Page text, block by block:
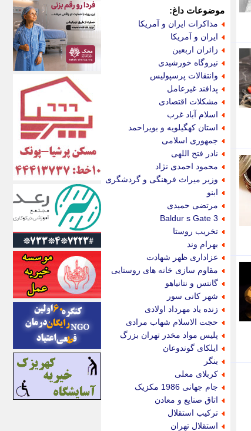
موضوعات داغ:
مذاکرات ایران و آمریکا
ایران و آمریکا
زائران اربعین
نیروگاه خورشیدی
وانتقالات پرسپولیس
پدافند غیرعامل
مشکلات اقتصادی
اسلام آباد غرب
استان کهگیلویه و بویراحمد
جمهوری اسلامی
نادر فتح اللهی
محمود احمدی نژاد
وزیر میراث فرهنگی و گردشگری
ابنو
مرتضی حمیدی
Baldur s Gate 3
تخریب روستا
بهرام وند
عزاداری ظهر شهادت
مقاوم سازی خانه های روستایی
گانتس و نتانیاهو
شهر کانی سور
زنده یاد مهرداد اولادی
حجت الاسلام شهاب مرادی
پلیس مواد مخدر تهران بزرگ
ایلکای گوندوعان
بنگر
کربلای معلی
جام جهانی 1986 مکزیک
اتاق صنایع و معادن
ترکیب استقلال
استقلال تهران
اکونگار
اکونیوز
الف
انتشار آنلاین
اندیشه قرن
اندیشه معاصر
اندیشه ها
انرژی پرس
ای استخدام
ایتنا
ایراف
ایران آرت
ایران آنلاین
ایران زندگی
ایران فوری
ایرانی روز
ایرانیتال
ایرنا
ایسکانیوز
ایسنا
ایکنا
ایلنا
اینتیتر
ایونا نیوز
بازتاب آنلاین
باشگاه خبرنگاران
باغستان نیوز
بامبوک
ببین و بخون
بدینسان
بنکر